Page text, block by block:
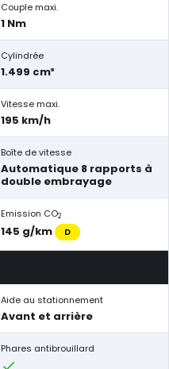
Couple maxi.
1 Nm
Cylindrée
1.499 cm³
Vitesse maxi.
195 km/h
Boîte de vitesse
Automatique 8 rapports à
double embrayage
Emission CO2
145 g/km D
Aide au stationnement
Avant et arrière
Phares antibrouillard